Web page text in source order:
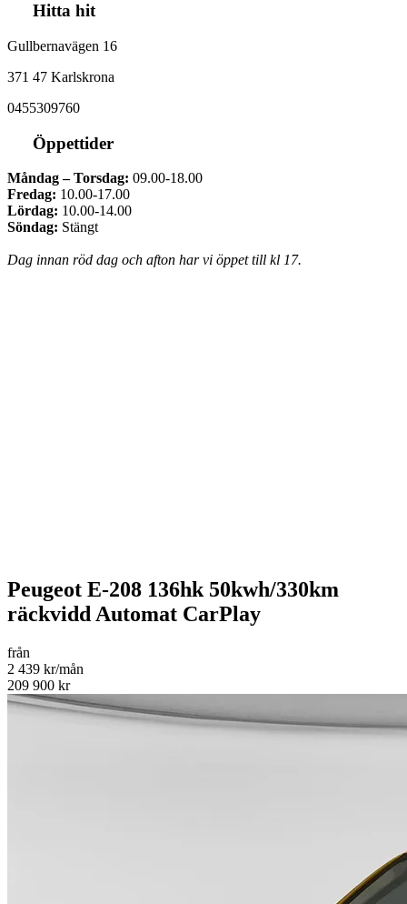
Hitta hit
Gullbernavägen 16
371 47 Karlskrona
0455309760
Öppettider
Måndag – Torsdag: 09.00-18.00
Fredag: 10.00-17.00
Lördag: 10.00-14.00
Söndag: Stängt
Dag innan röd dag och afton har vi öppet till kl 17.
Peugeot E-208 136hk 50kwh/330km
räckvidd Automat CarPlay
från
2 439 kr/mån
209 900 kr